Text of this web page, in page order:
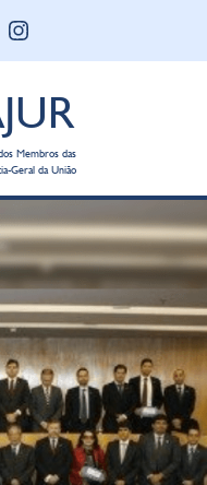
Membros das
Geral da União